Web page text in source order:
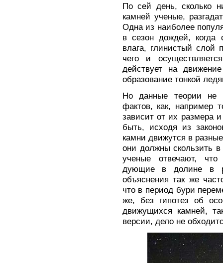
По сей день, сколько
камней ученые,
Одна из наиболее
в сезон дождей, когда
влага, глинистый слой
чего и
действует на
образование тонкой
Но данные теории не
фактов, как, например
зависит от их размера
быть, исходя из
камни движутся в
они должны скользить
ученые отвечают,
дующие в долине в
объяснения так же
что в период бури
же, без гипотез об
движущихся камней,
версии, дело не